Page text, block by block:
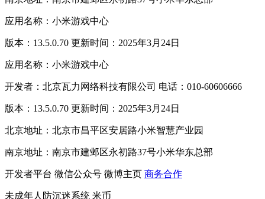
应用名称：小米游戏中心
版本：13.5.0.70 更新时间：2025年3月24日
应用名称：小米游戏中心
开发者：北京瓦力网络科技有限公司 电话：010-60606666
版本：13.5.0.70 更新时间：2025年3月24日
北京地址：北京市昌平区安居路小米智慧产业园
南京地址：南京市建邺区永初路37号小米华东总部
开发者平台 微信公众号 微博主页 商务合作
未成年人防沉迷系统 米币